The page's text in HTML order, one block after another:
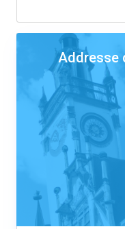
Addresse